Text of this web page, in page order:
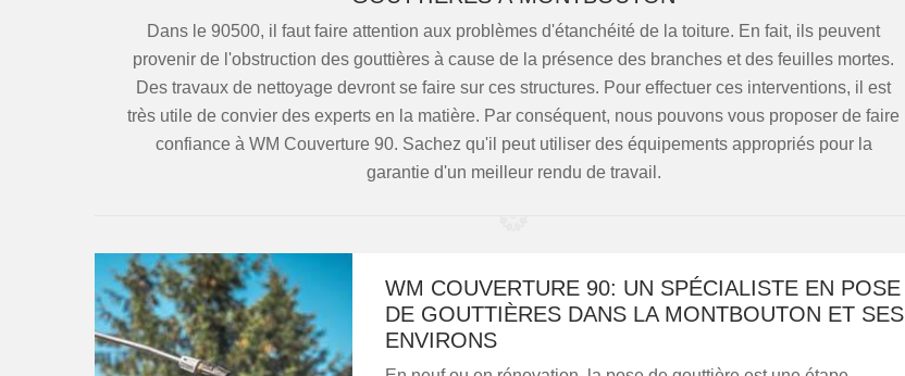
Dans le 90500, il faut faire attention aux problèmes d'étanchéité de la toiture. En fait, ils peuvent
provenir de l'obstruction des gouttières à cause de la présence des branches et des feuilles mortes.
Des travaux de nettoyage devront se faire sur ces structures. Pour effectuer ces interventions, il est
très utile de convier des experts en la matière. Par conséquent, nous pouvons vous proposer de faire
confiance à WM Couverture 90. Sachez qu'il peut utiliser des équipements appropriés pour la
garantie d'un meilleur rendu de travail.
WM COUVERTURE 90: UN SPÉCIALISTE EN POSE
DE GOUTTIÈRES DANS LA MONTBOUTON ET SES
ENVIRONS